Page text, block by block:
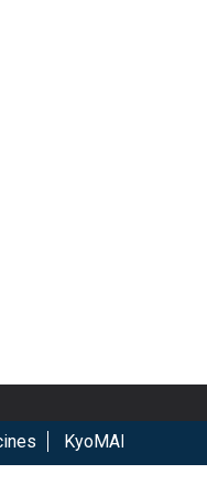
KyoMAF 2026: